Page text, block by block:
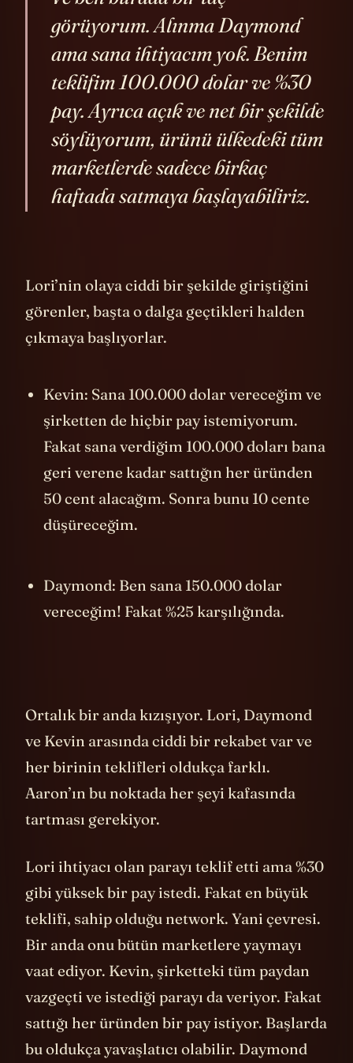
Ve ben burada bir taç
görüyorum. Alınma Daymond
ama sana ihtiyacım yok. Benim
teklifim 100.000 dolar ve %30
pay. Ayrıca açık ve net bir şekilde
söylüyorum, ürünü ülkedeki tüm
marketlerde sadece birkaç
Lori’nin olaya ciddi bir şekilde giriştiğini
görenler, başta o dalga geçtikleri halden
Kevin: Sana 100.000 dolar vereceğim ve
şirketten de hiçbir pay istemiyorum.
Fakat sana verdiğim 100.000 doları bana
geri verene kadar sattığın her üründen
50 cent alacağım. Sonra bunu 10 cente
Daymond: Ben sana 150.000 dolar
Ortalık bir anda kızışıyor. Lori, Daymond
ve Kevin arasında ciddi bir rekabet var ve
her birinin teklifleri oldukça farklı.
Aaron’ın bu noktada her şeyi kafasında
Lori ihtiyacı olan parayı teklif etti ama %30
gibi yüksek bir pay istedi. Fakat en büyük
teklifi, sahip olduğu network. Yani çevresi.
Bir anda onu bütün marketlere yaymayı
vaat ediyor. Kevin, şirketteki tüm paydan
vazgeçti ve istediği parayı da veriyor. Fakat
sattığı her üründen bir pay istiyor. Başlarda